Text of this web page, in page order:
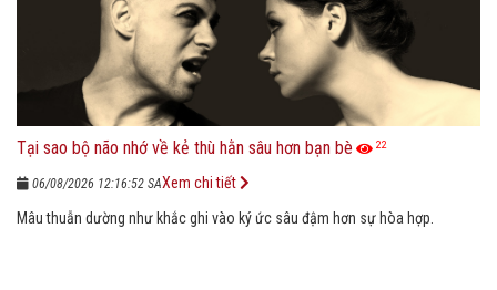
Tại sao bộ não nhớ về kẻ thù hằn sâu hơn bạn bè 22
06/08/2026 12:16:52 SA
Mâu thuẫn dường như khắc ghi vào ký ức sâu đậm hơn sự hòa hợp.
Xem chi tiết